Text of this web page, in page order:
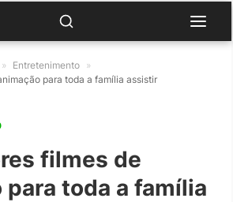
» Entretenimento »
para toda a família assistir
filmes de
para toda a família